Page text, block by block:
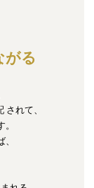
がる
されて、